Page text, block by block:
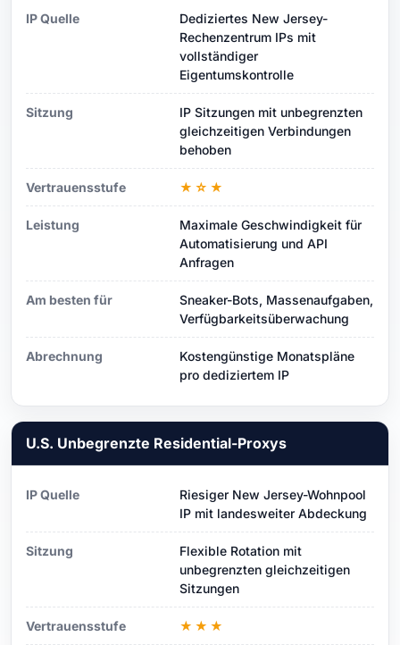
IP Quelle
Dediziertes New Jersey-
Rechenzentrum IPs mit
vollständiger
Eigentumskontrolle
Sitzung
IP Sitzungen mit unbegrenzten
gleichzeitigen Verbindungen
behoben
Vertrauensstufe ★☆★
Leistung
Maximale Geschwindigkeit für
Automatisierung und API
Anfragen
Am besten für
Sneaker-Bots, Massenaufgaben,
Verfügbarkeitsüberwachung
Abrechnung
Kostengünstige Monatspläne
pro dediziertem IP
U.S. Unbegrenzte Residential-Proxys
IP Quelle
Riesiger New Jersey-Wohnpool
IP mit landesweiter Abdeckung
Sitzung
Flexible Rotation mit
unbegrenzten gleichzeitigen
Sitzungen
Vertrauensstufe ★★★